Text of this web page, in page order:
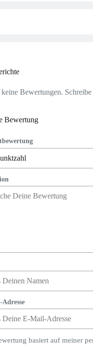
Bewertungen.
Bewertung
basiert auf meiner